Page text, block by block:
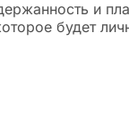
и
будет